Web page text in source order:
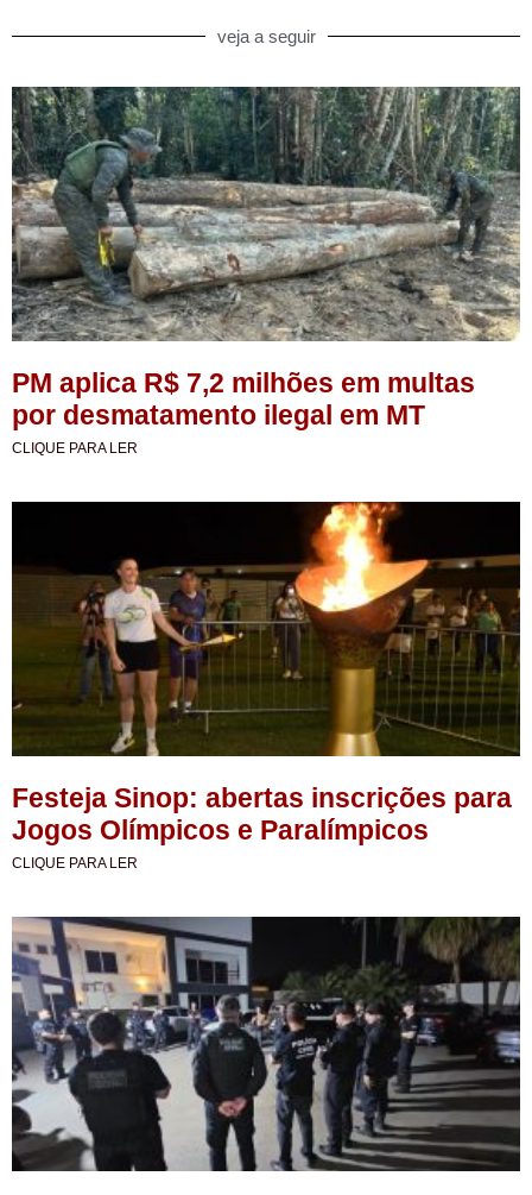
veja a seguir
PM aplica R$ 7,2 milhões em multas
por desmatamento ilegal em MT
CLIQUE PARA LER
Festeja Sinop: abertas inscrições para
Jogos Olímpicos e Paralímpicos
CLIQUE PARA LER